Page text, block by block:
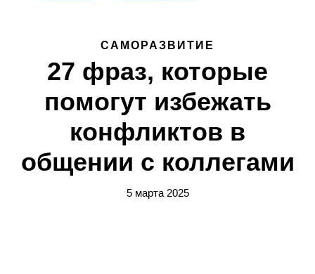
САМОРАЗВИТИЕ
27 фраз, которые
помогут избежать
конфликтов в
общении с коллегами
5 марта 2025